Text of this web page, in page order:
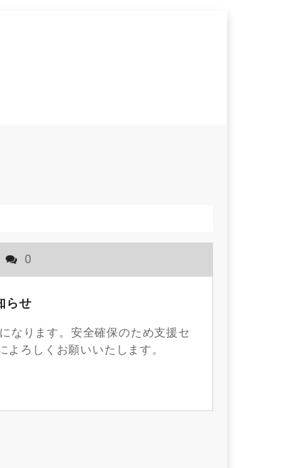
0
らせ
なります。安全確保のため支援セ
ろしくお願いいたします。